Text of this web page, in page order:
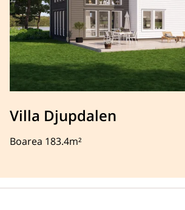
Villa Djupdalen
Boarea 183.4m²